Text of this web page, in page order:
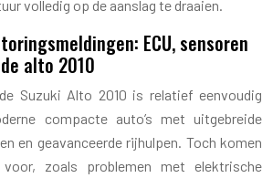
volledig op de aanslag te draaien.
ECU, sensoren
alto 2010
Suzuki Alto 2010 is relatief eenvoudig
compacte auto’s met uitgebreide
en geavanceerde rijhulpen. Toch komen
zoals problemen met elektrische